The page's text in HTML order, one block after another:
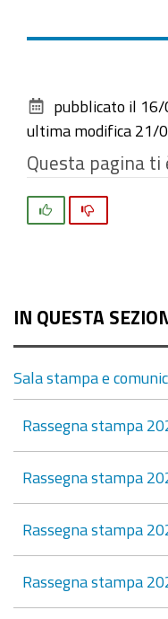
documento
pubblicato il 16/
ultima modifica 21/
Questa pagina ti
IN QUESTA
Sala stampa e
Rassegna stampa
Rassegna stampa
Rassegna stampa
Rassegna stampa